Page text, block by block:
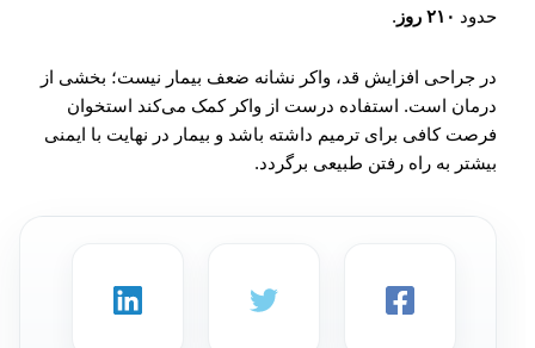
حدود۲۱۰ روز .
در جراحی افزایش قد، واکر نشانه ضعف بیمار نیست؛ بخشی از
درمان است. استفاده درست از واکر کمک می‌کند استخوان
فرصت کافی برای ترمیم داشته باشد و بیمار در نهایت با ایمنی
بیشتر به راه رفتن طبیعی برگردد.